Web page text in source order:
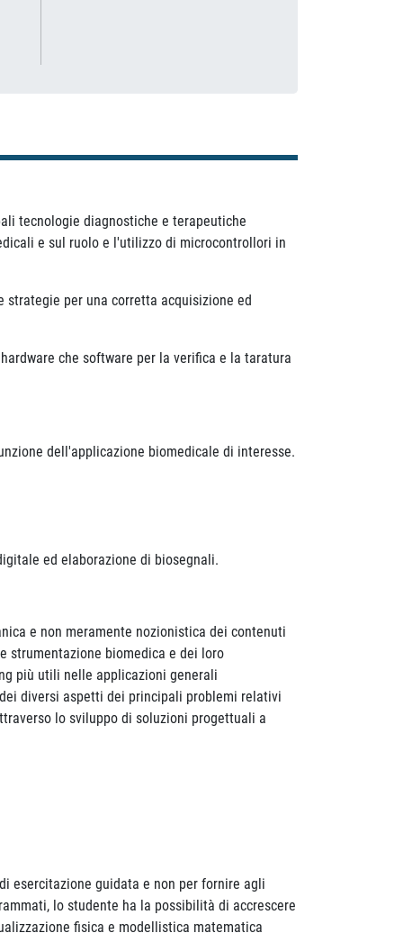
tecnologie diagnostiche e terapeutiche
e sul ruolo e l'utilizzo di microcontrollori in
per una corretta acquisizione ed
che software per la verifica e la taratura
dell'applicazione biomedicale di interesse.
ed elaborazione di biosegnali.
e non meramente nozionistica dei contenuti
strumentazione biomedica e dei loro
più utili nelle applicazioni generali
diversi aspetti dei principali problemi relativi
lo sviluppo di soluzioni progettuali a
esercitazione guidata e non per fornire agli
lo studente ha la possibilità di accrescere
fisica e modellistica matematica